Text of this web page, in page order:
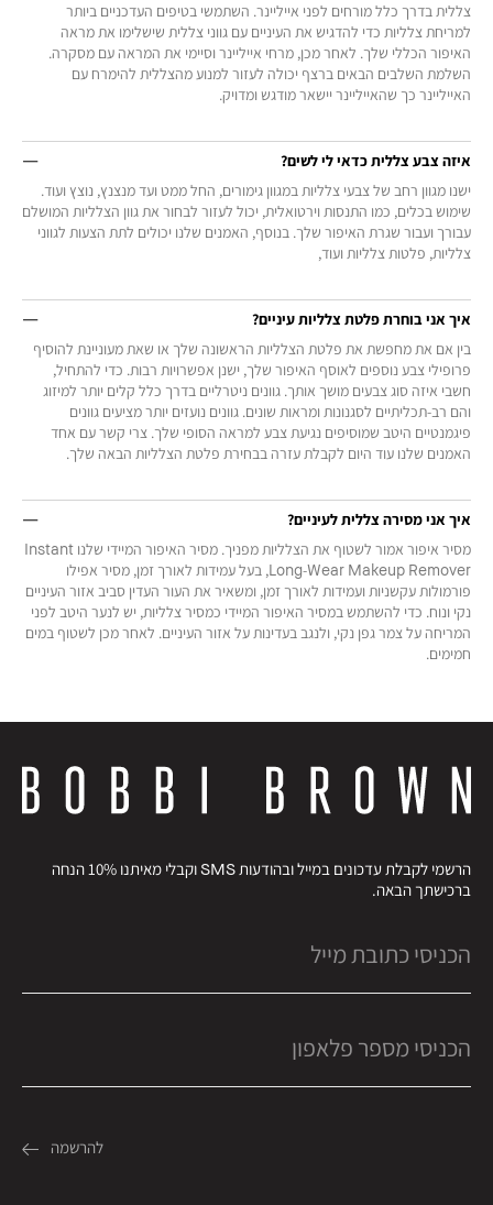
צללית בדרך כלל מורחים לפני אייליינר. השתמשי בטיפים העדכניים ביותר
למריחת צלליות כדי להדגיש את העיניים עם גווני צללית שישלימו את מראה
האיפור הכללי שלך. לאחר מכן, מרחי אייליינר וסיימי את המראה עם מסקרה.
השלמת השלבים הבאים ברצף יכולה לעזור למנוע מהצללית להימרח עם
האייליינר כך שהאייליינר יישאר מודגש ומדויק.
איזה צבע צללית כדאי לי לשים?
ישנו מגוון רחב של צבעי צלליות במגוון גימורים, החל ממט ועד מנצנץ, נוצץ ועוד.
שימוש בכלים, כמו התנסות וירטואלית, יכול לעזור לבחור את גוון הצלליות המושלם
עבורך ועבור שגרת האיפור שלך. בנוסף, האמנים שלנו יכולים לתת הצעות לגווני
צלליות, פלטות צלליות ועוד,
איך אני בוחרת פלטת צלליות עיניים?
בין אם את מחפשת את פלטת הצלליות הראשונה שלך או שאת מעוניינת להוסיף
פרופילי צבע נוספים לאוסף האיפור שלך, ישנן אפשרויות רבות. כדי להתחיל,
חשבי איזה סוג צבעים מושך אותך. גוונים ניטרליים בדרך כלל קלים יותר למיזוג
והם רב-תכליתיים לסגנונות ומראות שונים. גוונים נועזים יותר מציעים גוונים
פיגמנטיים היטב שמוסיפים נגיעת צבע למראה הסופי שלך. צרי קשר עם אחד
האמנים שלנו עוד היום לקבלת עזרה בבחירת פלטת הצלליות הבאה שלך.
איך אני מסירה צללית לעיניים?
מסיר איפור אמור לשטוף את הצלליות מפניך. מסיר האיפור המיידי שלנו Instant
Long-Wear Makeup Remover, בעל עמידות לאורך זמן, מסיר אפילו
פורמולות עקשניות ועמידות לאורך זמן, ומשאיר את העור העדין סביב אזור העיניים
נקי ונוח. כדי להשתמש במסיר האיפור המיידי כמסיר צלליות, יש לנער היטב לפני
המריחה על צמר גפן נקי, ולנגב בעדינות על אזור העיניים. לאחר מכן לשטוף במים
חמימים.
הרשמי לקבלת עדכונים במייל ובהודעות SMS וקבלי מאיתנו 10% הנחה
ברכישתך הבאה.